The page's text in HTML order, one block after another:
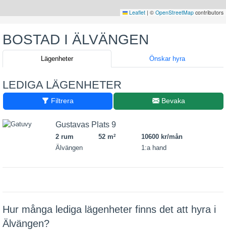
Leaflet | © OpenStreetMap contributors
BOSTAD I ÄLVÄNGEN
Lägenheter Önskar hyra
LEDIGA LÄGENHETER
Filtrera Bevaka
Gustavas Plats 9
2 rum 52 m2
10600 kr/mån
Älvängen
1:a hand
Hur många lediga lägenheter finns det att hyra i
Älvängen?